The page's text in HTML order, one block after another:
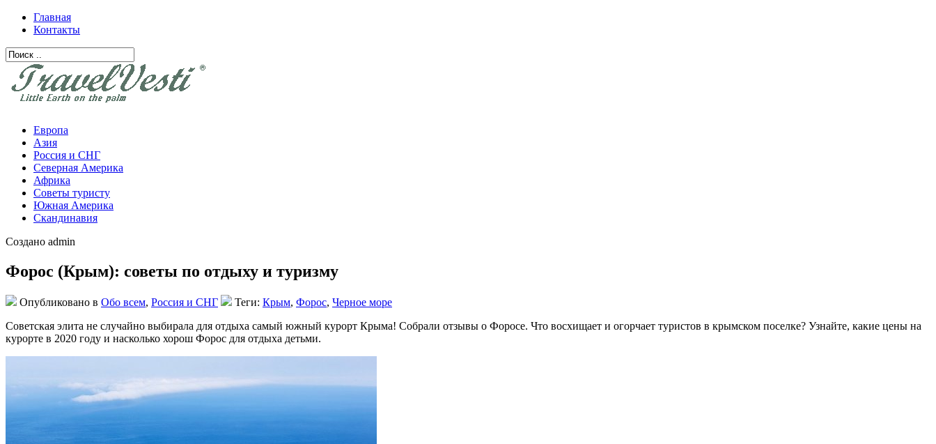
Главная
Контакты
Европа
Азия
Россия и СНГ
Северная Америка
Африка
Советы туристу
Южная Америка
Скандинавия
Создано admin
Форос (Крым): советы по отдыху и туризму
Опубликовано в Обо всем, Россия и СНГ Теги: Крым, Форос, Черное море
Советская элита не случайно выбирала для отдыха самый южный курорт Крыма! Собрали отзывы о Форосе. Что восхищает и огорчает туристов в крымском поселке? Узнайте, какие цены на
курорте в 2020 году и насколько хорош Форос для отдыха детьми.